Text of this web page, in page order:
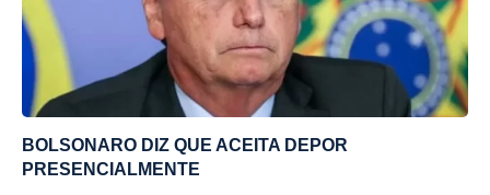
BOLSONARO DIZ QUE ACEITA DEPOR
PRESENCIALMENTE